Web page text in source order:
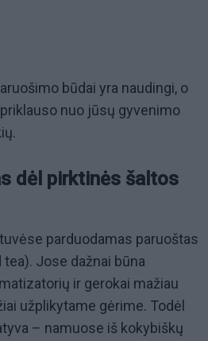
būdai yra naudingi, o
nuo jūsų gyvenimo
dėl pirktinės šaltos
parduodamas paruoštas
Jose dažnai būna
ir gerokai mažiau
užplikytame gėrime. Todėl
– namuose iš kokybiškų